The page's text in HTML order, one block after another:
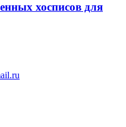
хосписов для